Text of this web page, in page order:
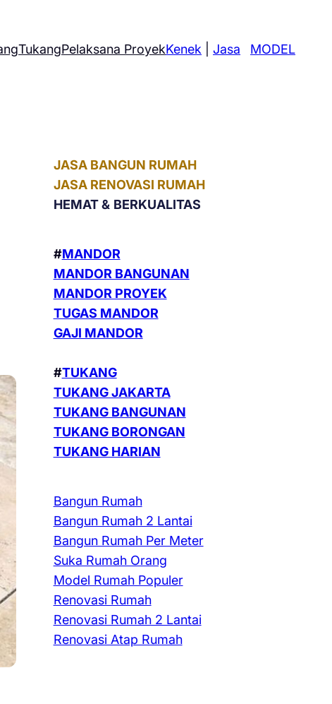
TukangPelaksana ProyekKenek |Jasa MODEL
JASA BANGUN RUMAH
JASA RENOVASI RUMAH
HEMAT & BERKUALITAS
#MANDOR
MANDOR BANGUNAN
MANDOR PROYEK
TUGAS MANDOR
GAJI MANDOR
#TUKANG
TUKANG JAKARTA
TUKANG BANGUNAN
TUKANG BORONGAN
TUKANG HARIAN
Bangun Rumah
Bangun Rumah 2 Lantai
Bangun Rumah Per Meter
Suka Rumah Orang
Model Rumah Populer
Renovasi Rumah
Renovasi Rumah 2 Lantai
Renovasi Atap Rumah